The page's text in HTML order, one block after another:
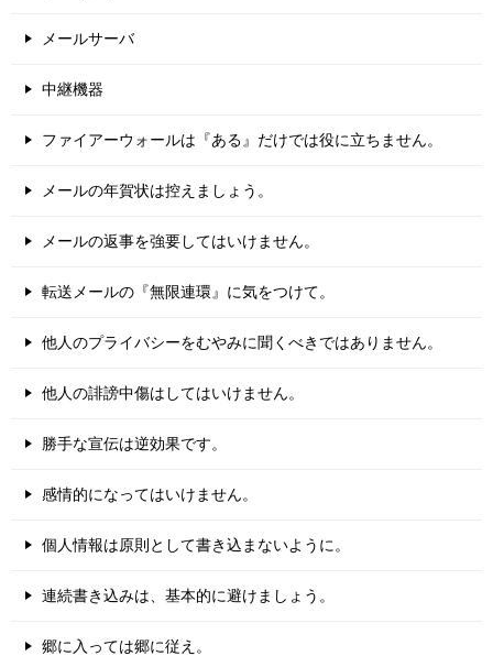
メールサーバ
中継機器
ファイアーウォールは『ある』だけでは役に立ちません。
メールの年賀状は控えましょう。
メールの返事を強要してはいけません。
転送メールの『無限連環』に気をつけて。
他人のプライバシーをむやみに聞くべきではありません。
他人の誹謗中傷はしてはいけません。
勝手な宣伝は逆効果です。
感情的になってはいけません。
個人情報は原則として書き込まないように。
連続書き込みは、基本的に避けましょう。
郷に入っては郷に従え。